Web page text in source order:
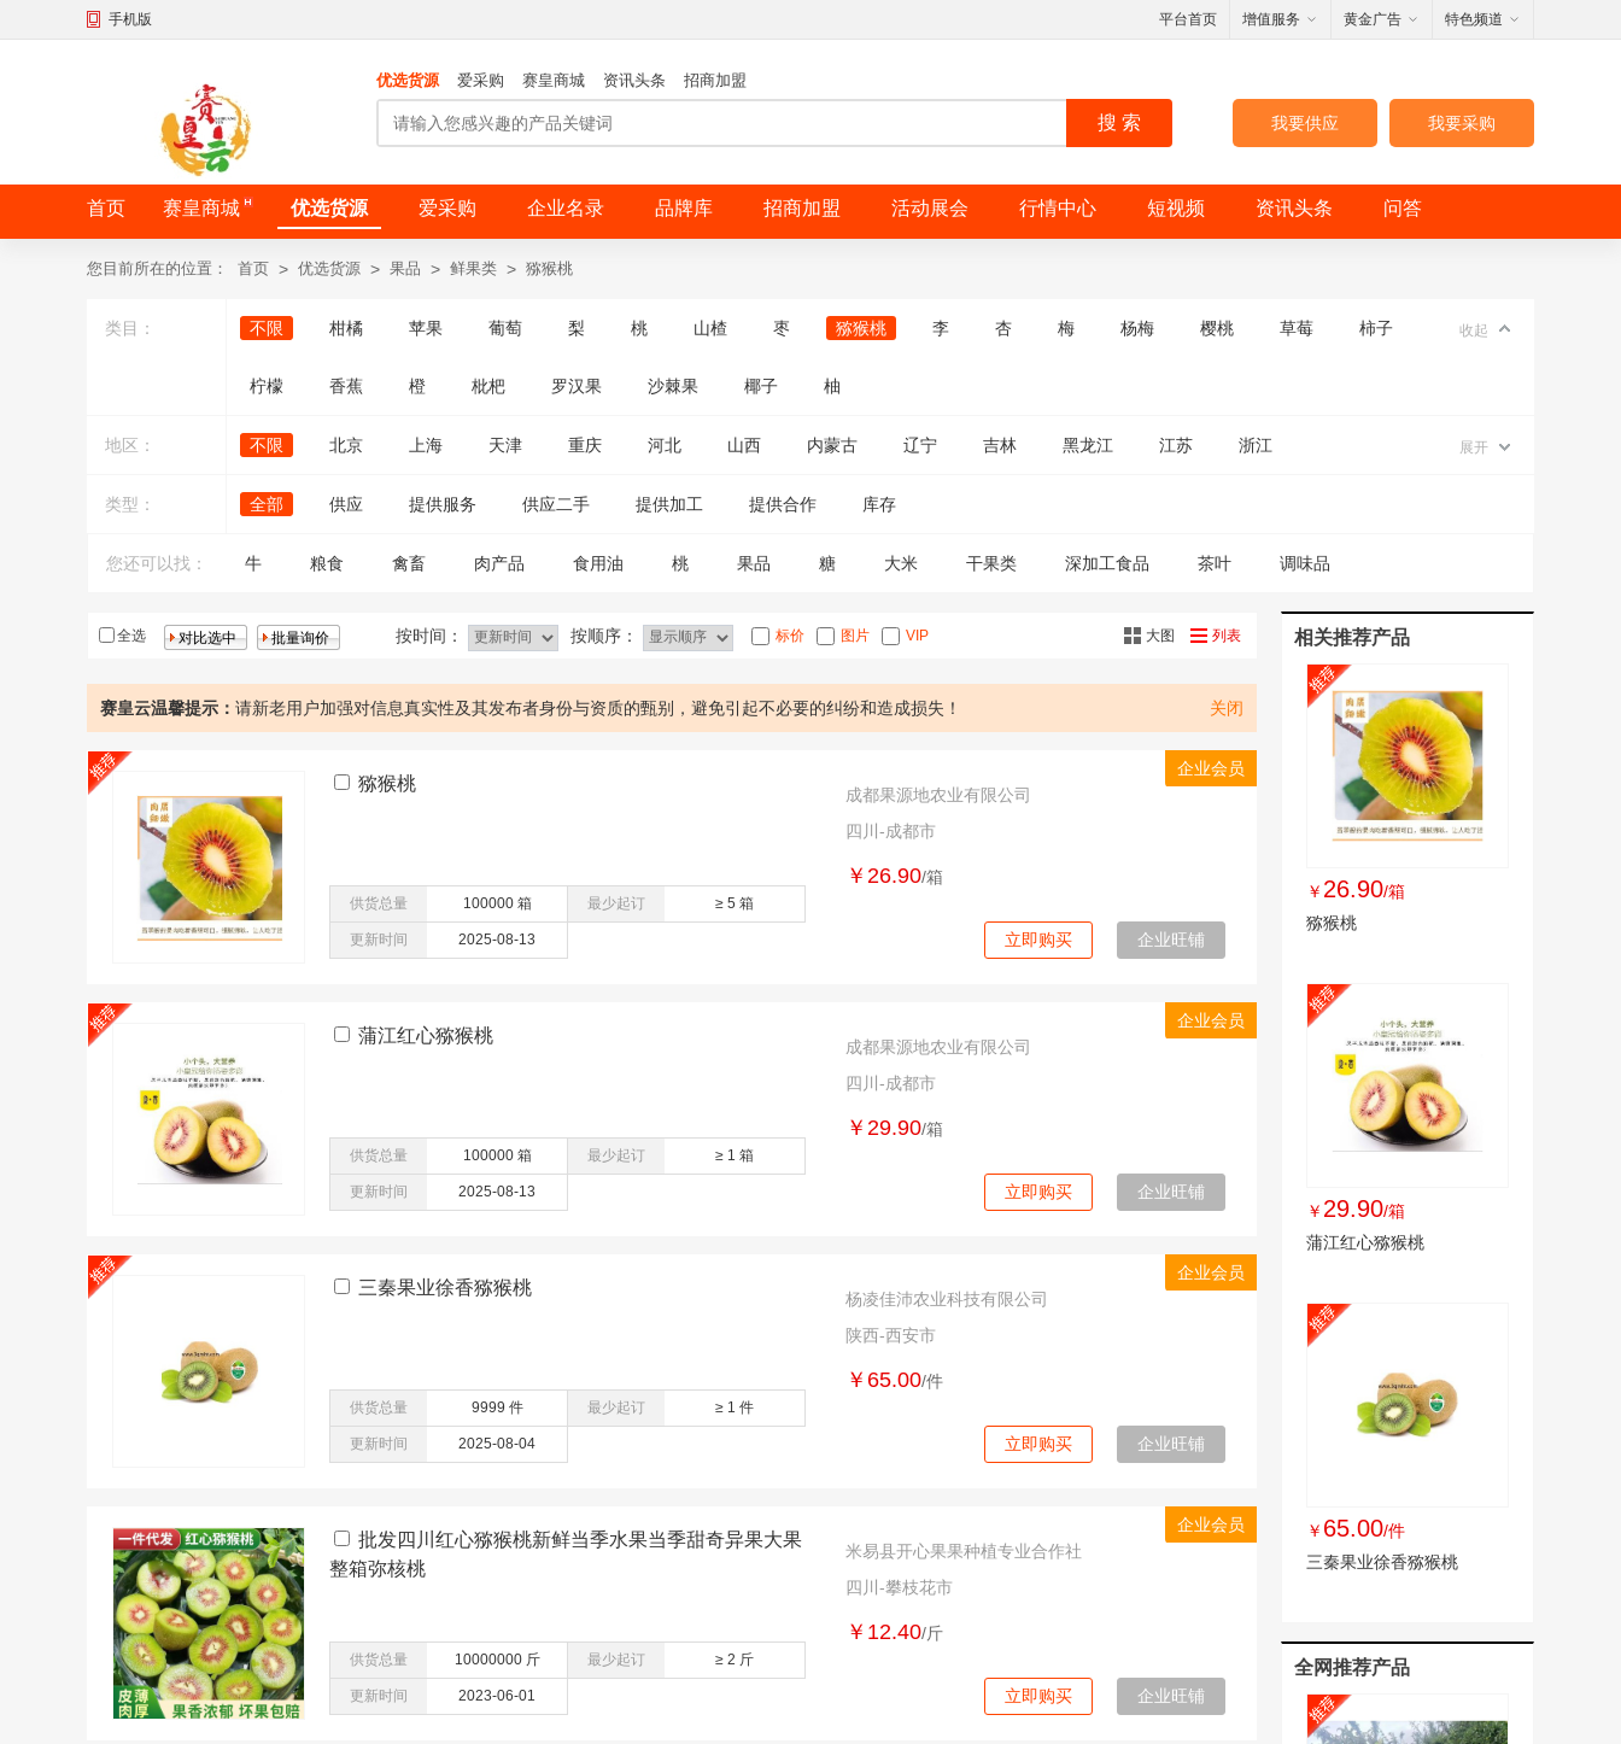
手机版 平台首页 增值服务 黄金广告 特色频道
优选货源 爱采购 赛皇商城 资讯头条 招商加盟
搜 索 我要采购
我要供应
首页 赛皇商城 优选货源 爱采购 企业名录 品牌库 招商加盟 活动展会 行情中心 短视频 资讯头条 问答
您目前所在的位置： 首页 > 优选货源 > 果品 > 鲜果类 > 猕猴桃
类目： 不限 柑橘 苹果 葡萄 梨 桃 山楂 枣 猕猴桃 李 杏 梅 杨梅 樱桃 草莓 柿子
柠檬 香蕉 橙 枇杷 罗汉果 沙棘果 椰子 柚
收起
地区： 不限 北京 上海 天津 重庆 河北 山西 内蒙古 辽宁 吉林 黑龙江 江苏 浙江 展开
类型： 全部 供应 提供服务 供应二手 提供加工 提供合作 库存
您还可以找： 牛 粮食 禽畜 肉产品 食用油 桃 果品 糖 大米 干果类 深加工食品 茶叶 调味品
全选 按时间： 按顺序： 标价 图片 VIP 大图 列表
赛皇云温馨提示： 请新老用户加强对信息真实性及其发布者身份与资质的甄别，避免引起不必要的纠纷和造成损失！ 关闭
￥26.90/箱
猕猴桃
成都果源地农业有限公司
四川-成都市
企业会员
立即购买 企业旺铺
供货总量 100000 箱 最少起订 ≥ 5 箱
更新时间 2025-08-13
￥29.90/箱
蒲江红心猕猴桃
成都果源地农业有限公司
四川-成都市
企业会员
立即购买 企业旺铺
供货总量 100000 箱 最少起订 ≥ 1 箱
更新时间 2025-08-13
￥65.00/件
三秦果业徐香猕猴桃
杨凌佳沛农业科技有限公司
陕西-西安市
企业会员
立即购买 企业旺铺
供货总量 9999 件 最少起订 ≥ 1 件
更新时间 2025-08-04
￥12.40/斤
批发四川红心猕猴桃新鲜当季水果当季甜奇异果大果
整箱弥核桃
米易县开心果果种植专业合作社
四川-攀枝花市
企业会员
立即购买 企业旺铺
供货总量 10000000 斤 最少起订 ≥ 2 斤
更新时间 2023-06-01
相关推荐产品
￥ 26.90/箱
猕猴桃
￥ 29.90/箱
蒲江红心猕猴桃
￥ 65.00/件
三秦果业徐香猕猴桃
全网推荐产品